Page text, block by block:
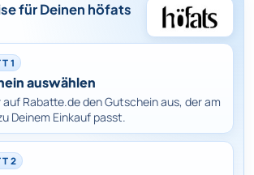
für Deinen höfats
1
auswählen
auf Rabatte.de den Gutschein aus, der am
Deinem Einkauf passt.
2